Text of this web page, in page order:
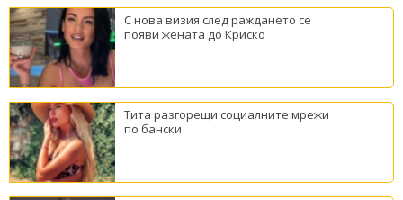
С нова визия след раждането се
появи жената до Криско
Тита разгорещи социалните мрежи
по бански